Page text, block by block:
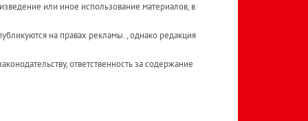
или иное использование материалов, в
на правах рекламы. , однако редакция
ответственность за содержание